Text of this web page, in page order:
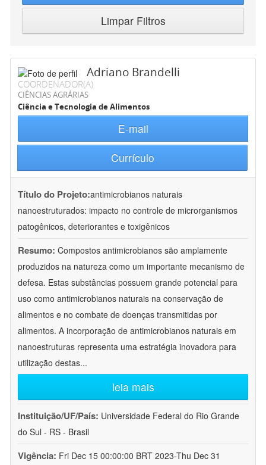
Limpar Filtros
Adriano Brandelli
COORDENADOR(A)
CIÊNCIAS AGRÁRIAS
Ciência e Tecnologia de Alimentos
E-mail
Currículo
Título do Projeto:antimicrobianos naturais
nanoestruturados: impacto no controle de microrganismos
patogênicos, deteriorantes e toxigênicos
Resumo: Compostos antimicrobianos são amplamente
produzidos na natureza como um importante mecanismo de
defesa. Estas substâncias possuem grande potencial para
uso como antimicrobianos naturais na conservação de
alimentos e no combate de doenças transmitidas por
alimentos. A incorporação de antimicrobianos naturais em
nanoestruturas representa uma estratégia inovadora para
utilização destas...
leia mais
Instituição/UF/País: Universidade Federal do Rio Grande
do Sul - RS - Brasil
Vigência: Fri Dec 15 00:00:00 BRT 2023-Thu Dec 31